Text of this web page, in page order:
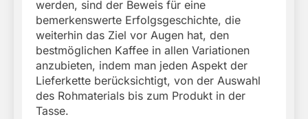
werden, sind der Beweis für eine
bemerkenswerte Erfolgsgeschichte, die
weiterhin das Ziel vor Augen hat, den
bestmöglichen Kaffee in allen Variationen
anzubieten, indem man jeden Aspekt der
Lieferkette berücksichtigt, von der Auswahl
des Rohmaterials bis zum Produkt in der
Tasse.